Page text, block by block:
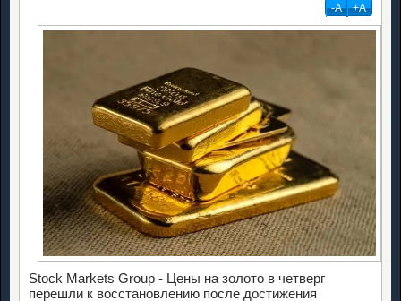
-А +А
Stock Markets Group - Цены на золото в четверг
перешли к восстановлению после достижения